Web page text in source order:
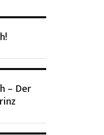
– Der